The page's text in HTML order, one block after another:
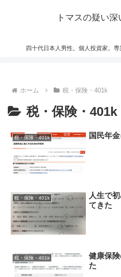
トマスの疑い
四十代日本人男性。個人投資家。専
ホーム 税・保険・401k
税・保険・401k
税・保険・401k 国民年
税・保険・401k
人生で
てきた
税・保険・401k
健康保
た